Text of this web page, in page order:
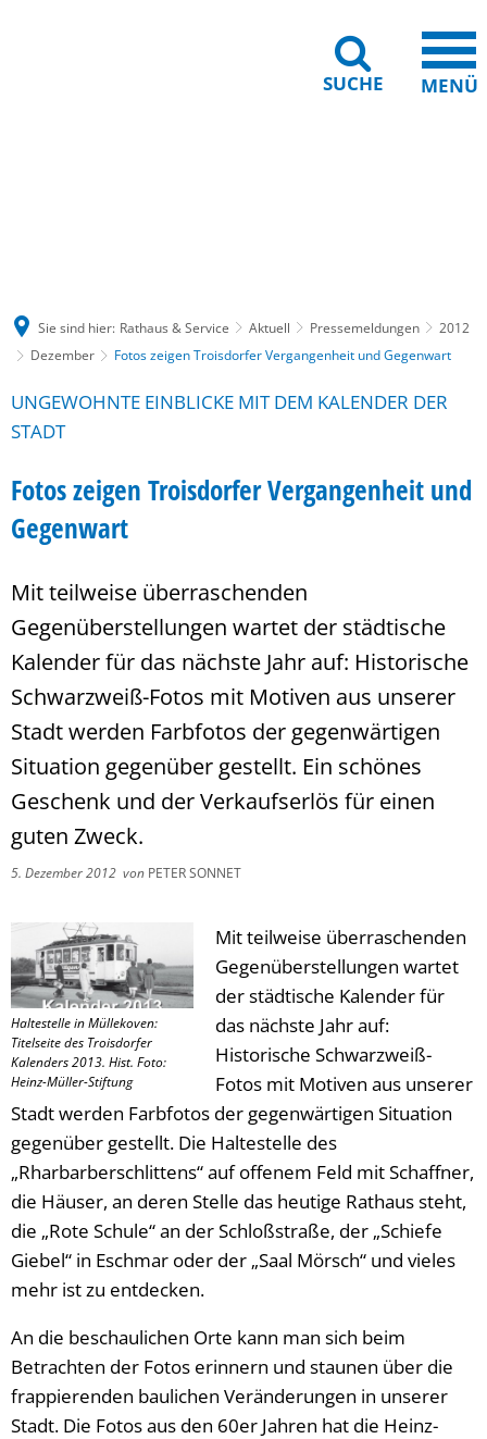
SUCHE MENÜ
Sie sind hier: Rathaus & Service Aktuell Pressemeldungen
2012
Dezember
Fotos zeigen Troisdorfer Vergangenheit und Gegenwart
UNGEWOHNTE EINBLICKE MIT DEM KALENDER DER
STADT
Fotos zeigen Troisdorfer Vergangenheit und
Gegenwart
Mit teilweise überraschenden
Gegenüberstellungen wartet der städtische
Kalender für das nächste Jahr auf: Historische
Schwarzweiß-Fotos mit Motiven aus unserer
Stadt werden Farbfotos der gegenwärtigen
Situation gegenüber gestellt. Ein schönes
Geschenk und der Verkaufserlös für einen
guten Zweck.
5. Dezember 2012 von PETER SONNET
Haltestelle in Müllekoven:
Titelseite des Troisdorfer
Kalenders 2013. Hist. Foto:
Heinz-Müller-Stiftung
Mit teilweise überraschenden
Gegenüberstellungen wartet
der städtische Kalender für
das nächste Jahr auf:
Historische Schwarzweiß-
Fotos mit Motiven aus unserer
Stadt werden Farbfotos der gegenwärtigen Situation
gegenüber gestellt. Die Haltestelle des
„Rharbarberschlittens“ auf offenem Feld mit Schaffner,
die Häuser, an deren Stelle das heutige Rathaus steht,
die „Rote Schule“ an der Schloßstraße, der „Schiefe
Giebel“ in Eschmar oder der „Saal Mörsch“ und vieles
mehr ist zu entdecken.
An die beschaulichen Orte kann man sich beim
Betrachten der Fotos erinnern und staunen über die
frappierenden baulichen Veränderungen in unserer
Stadt. Die Fotos aus den 60er Jahren hat die Heinz-